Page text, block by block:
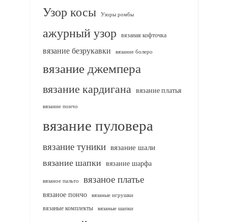
Узор косы Узоры ромбы
ажурный узор вязаная кофточка
вязание безрукавки вязание болеро
вязание джемпера
вязание кардигана вязание платья
вязание пончо
вязание пуловера
вязание туники вязание шали
вязание шапки вязание шарфа
вязаное пальто вязаное платье
вязаное пончо вязаные игрушки
вязаные комплекты
вязаные шапки